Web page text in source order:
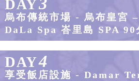
DAY
烏布傳統市場 - 烏布皇宮
DaLa Spa 峇里島 SPA 90
DAY4
享受飯店設施 - Damar